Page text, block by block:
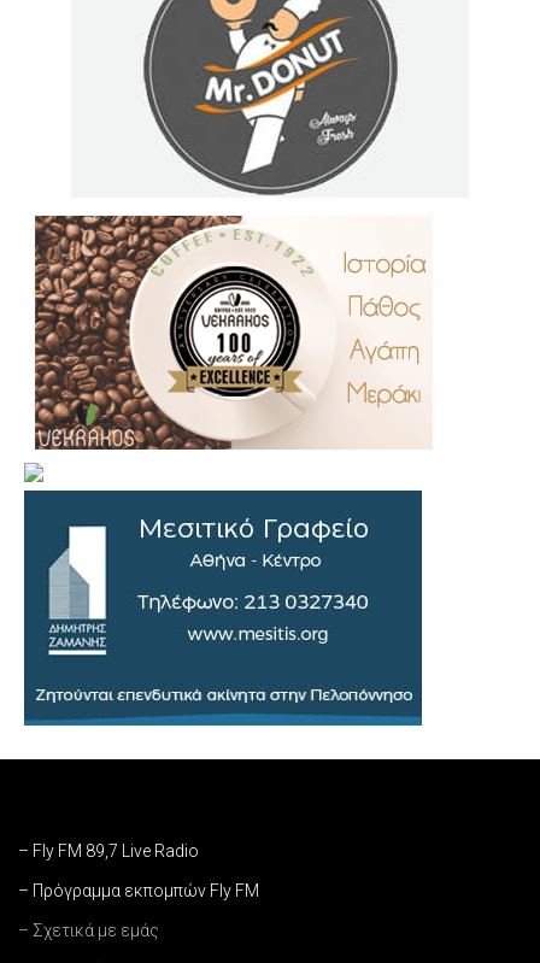
– Fly FM 89,7 Live Radio
– Πρόγραμμα εκπομπών Fly FM
– Σχετικά με εμάς